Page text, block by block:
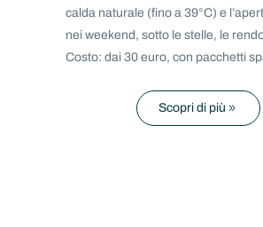
calda naturale (fino a 39°C) e
nei weekend, sotto le stelle, le
Costo: dai 30 euro, con pacchetti
Scopri di più